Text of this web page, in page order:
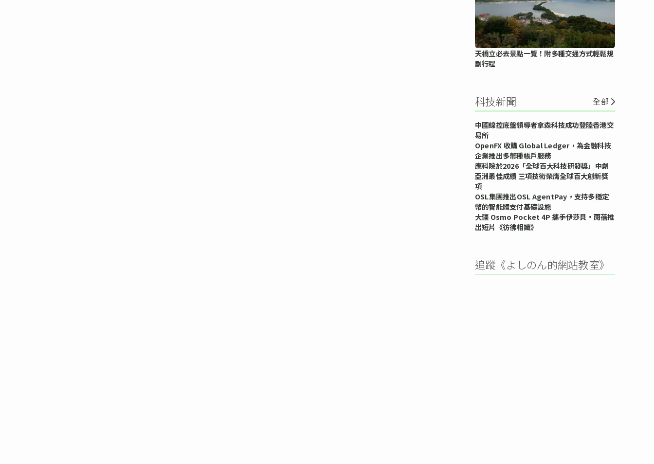
天橋立必去景點一覽！附多種交通方式輕鬆規
劃行程
科技新聞 全部
中國線控底盤領導者拿森科技成功登陸香港交
易所
OpenFX 收購 Global Ledger，為金融科技
企業推出多幣種帳戶服務
應科院於2026「全球百大科技研發獎」中創
亞洲最佳成績 三項技術榮膺全球百大創新獎
項
OSL集團推出OSL AgentPay，支持多穩定
幣的智能體支付基礎設施
大疆 Osmo Pocket 4P 攜手伊莎貝•雨蓓推
出短片《彷彿相識》
追蹤《よしのん的網站教室》